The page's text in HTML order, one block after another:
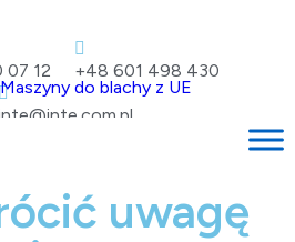
07 12 +48 601 498 430
uwagę